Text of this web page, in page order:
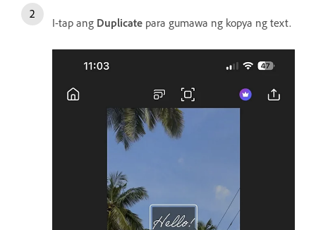
I-tap ang Duplicate para gumawa ng kopya ng text.